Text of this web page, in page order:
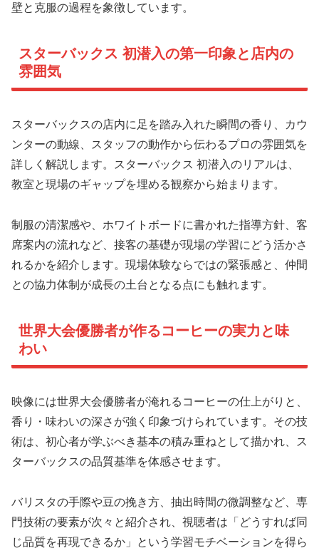
壁と克服の過程を象徴しています。
スターバックス 初潜入の第一印象と店内の
雰囲気
スターバックスの店内に足を踏み入れた瞬間の香り、カウ
ンターの動線、スタッフの動作から伝わるプロの雰囲気を
詳しく解説します。スターバックス 初潜入のリアルは、
教室と現場のギャップを埋める観察から始まります。
制服の清潔感や、ホワイトボードに書かれた指導方針、客
席案内の流れなど、接客の基礎が現場の学習にどう活かさ
れるかを紹介します。現場体験ならではの緊張感と、仲間
との協力体制が成長の土台となる点にも触れます。
世界大会優勝者が作るコーヒーの実力と味
わい
映像には世界大会優勝者が淹れるコーヒーの仕上がりと、
香り・味わいの深さが強く印象づけられています。その技
術は、初心者が学ぶべき基本の積み重ねとして描かれ、ス
ターバックスの品質基準を体感させます。
バリスタの手際や豆の挽き方、抽出時間の微調整など、専
門技術の要素が次々と紹介され、視聴者は「どうすれば同
じ品質を再現できるか」という学習モチベーションを得ら